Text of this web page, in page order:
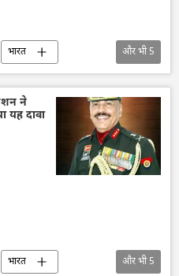
भारत
पाकिस्तान
और भी5
ने
यह दावा
भारत
और भी5